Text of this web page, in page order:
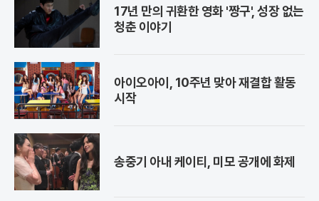
17년 만의 귀환한 영화 '짱구', 성장 없는
청춘 이야기
아이오아이, 10주년 맞아 재결합 활동
시작
송중기 아내 케이티, 미모 공개에 화제